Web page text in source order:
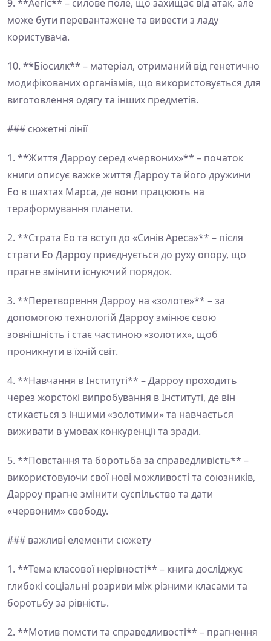
9. **Аегіс** – силове поле, що захищає від атак, але
може бути перевантажене та вивести з ладу
користувача.
10. **Біосилк** – матеріал, отриманий від генетично
модифікованих організмів, що використовується для
виготовлення одягу та інших предметів.
### сюжетні лінії
1. **Життя Дарроу серед «червоних»** – початок
книги описує важке життя Дарроу та його дружини
Ео в шахтах Марса, де вони працюють на
тераформування планети.
2. **Страта Ео та вступ до «Синів Ареса»** – після
страти Ео Дарроу приєднується до руху опору, що
прагне змінити існуючий порядок.
3. **Перетворення Дарроу на «золоте»** – за
допомогою технологій Дарроу змінює свою
зовнішність і стає частиною «золотих», щоб
проникнути в їхній світ.
4. **Навчання в Інституті** – Дарроу проходить
через жорстокі випробування в Інституті, де він
стикається з іншими «золотими» та навчається
виживати в умовах конкуренції та зради.
5. **Повстання та боротьба за справедливість** –
використовуючи свої нові можливості та союзників,
Дарроу прагне змінити суспільство та дати
«червоним» свободу.
### важливі елементи сюжету
1. **Тема класової нерівності** – книга досліджує
глибокі соціальні розриви між різними класами та
боротьбу за рівність.
2. **Мотив помсти та справедливості** – прагнення